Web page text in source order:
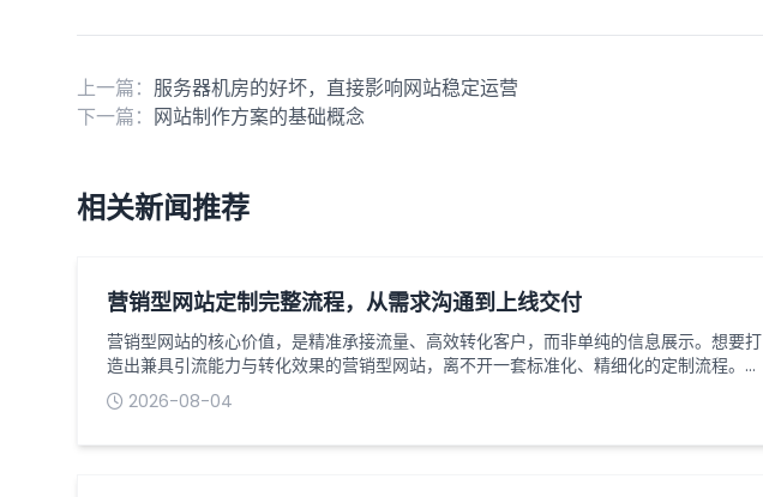
上一篇： 服务器机房的好坏，直接影响网站稳定运营
下一篇： 网站制作方案的基础概念
相关新闻推荐
营销型网站定制完整流程，从需求沟通到上线交付
营销型网站的核心价值，是精准承接流量、高效转化客户，而非单纯的信息展示。想要打
造出兼具引流能力与转化效果的营销型网站，离不开一套标准化、精细化的定制流程。从
前期需求梳理到最终上线交付，每个环节都环环相扣，直接影响网站的最终效果与营销价
值。以下是营销型网站定制的完整流程，助力企业清晰把控每一个关键节点。一、需求沟
2026-08-04